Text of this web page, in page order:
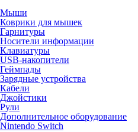
Мыши
Коврики для мышек
Гарнитуры
Носители информации
Клавиатуры
USB-накопители
Геймпады
Зарядные устройства
Кабели
Джойстики
Рули
Дополнительное оборудование
Nintendo Switch